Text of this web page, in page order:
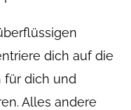
dich auf die
für dich und
Alles andere